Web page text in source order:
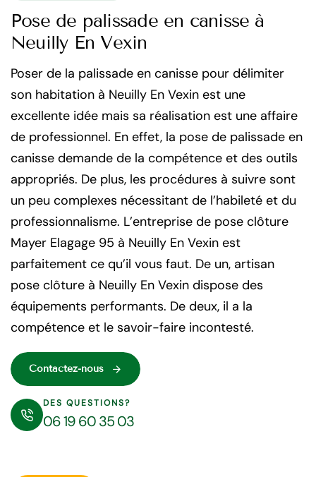
Pose de palissade en canisse à
Neuilly En Vexin
Poser de la palissade en canisse pour délimiter
son habitation à Neuilly En Vexin est une
excellente idée mais sa réalisation est une affaire
de professionnel. En effet, la pose de palissade en
canisse demande de la compétence et des outils
appropriés. De plus, les procédures à suivre sont
un peu complexes nécessitant de l’habileté et du
professionnalisme. L’entreprise de pose clôture
Mayer Elagage 95 à Neuilly En Vexin est
parfaitement ce qu’il vous faut. De un, artisan
pose clôture à Neuilly En Vexin dispose des
équipements performants. De deux, il a la
compétence et le savoir-faire incontesté.
Contactez-nous
DES QUESTIONS?
06 19 60 35 03